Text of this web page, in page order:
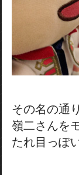
その名の通
嶺二さんを
たれ目っぽ